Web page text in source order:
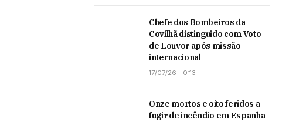
Chefe dos Bombeiros da
Covilhã distinguido com Voto
de Louvor após missão
internacional
17/07/26 - 0:13
Onze mortos e oito feridos a
fugir de incêndio em Espanha